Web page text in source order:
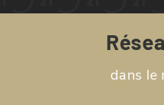
dans le